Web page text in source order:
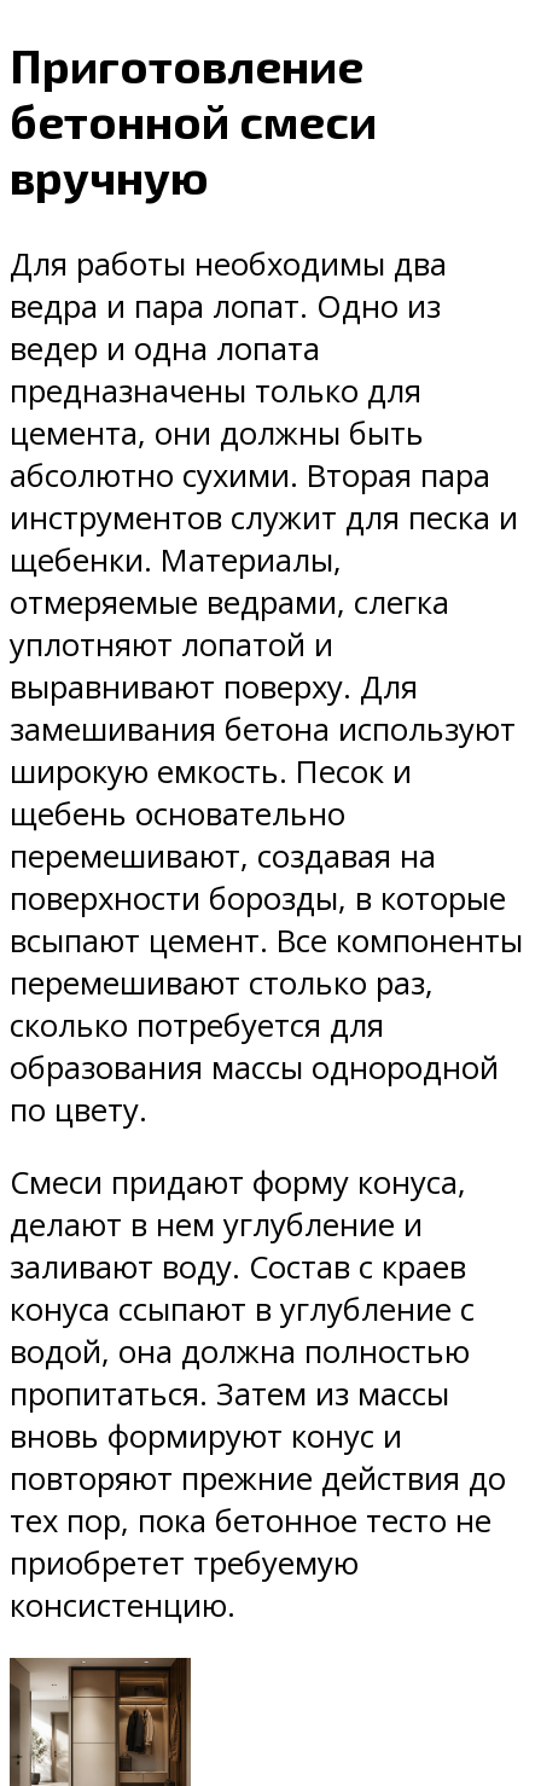
Приготовление
бетонной смеси
вручную
Для работы необходимы два
ведра и пара лопат. Одно из
ведер и одна лопата
предназначены только для
цемента, они должны быть
абсолютно сухими. Вторая пара
инструментов служит для песка и
щебенки. Материалы,
отмеряемые ведрами, слегка
уплотняют лопатой и
выравнивают поверху. Для
замешивания бетона используют
широкую емкость. Песок и
щебень основательно
перемешивают, создавая на
поверхности борозды, в которые
всыпают цемент. Все компоненты
перемешивают столько раз,
сколько потребуется для
образования массы однородной
по цвету.
Смеси придают форму конуса,
делают в нем углубление и
заливают воду. Состав с краев
конуса ссыпают в углубление с
водой, она должна полностью
пропитаться. Затем из массы
вновь формируют конус и
повторяют прежние действия до
тех пор, пока бетонное тесто не
приобретет требуемую
консистенцию.